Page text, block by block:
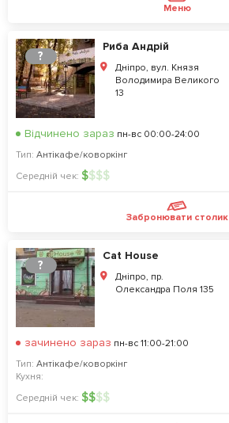
Меню
?
Риба Андрій
Дніпро, вул. Князя
Володимира Великого
13
Відчинено зараз пн-вс 00:00-24:00
Тип: Антікафе/коворкінг
Середній чек: $$$$
Забронювати столик
?
Cat House
Дніпро, пр.
Олександра Поля 135
зачинено зараз пн-вс 11:00-21:00
Тип: Антікафе/коворкінг
Кухня:
Середній чек: $$$$